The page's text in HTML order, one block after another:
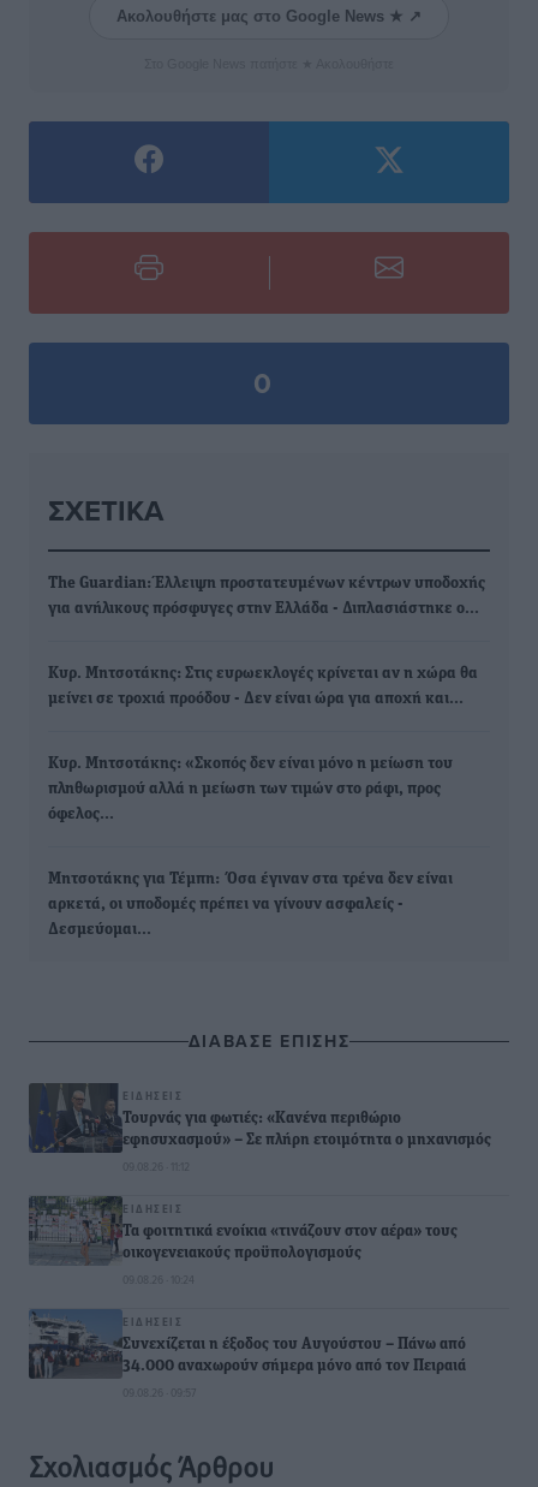
Ακολουθήστε μας στο Google News ★ ↗
0
ΣΧΕΤΙΚΆ
The Guardian: Έλλειψη προστατευμένων κέντρων υποδοχής
για ανήλικους πρόσφυγες στην Ελλάδα - Διπλασιάστηκε ο…
Κυρ. Μητσοτάκης: Στις ευρωεκλογές κρίνεται αν η χώρα θα
μείνει σε τροχιά προόδου - Δεν είναι ώρα για αποχή και…
Κυρ. Μητσοτάκης: «Σκοπός δεν είναι μόνο η μείωση του
πληθωρισμού αλλά η μείωση των τιμών στο ράφι, προς
όφελος…
Μητσοτάκης για Τέμπη: Όσα έγιναν στα τρένα δεν είναι
αρκετά, οι υποδομές πρέπει να γίνουν ασφαλείς -
Δεσμεύομαι…
ΔΙΑΒΑΣΕ ΕΠΙΣΗΣ
ΕΙΔΉΣΕΙΣ
Τουρνάς για φωτιές: «Κανένα περιθώριο
εφησυχασμού» – Σε πλήρη ετοιμότητα ο μηχανισμός
09.08.26 · 11:12
ΕΙΔΉΣΕΙΣ
Τα φοιτητικά ενοίκια «τινάζουν στον αέρα» τους
οικογενειακούς προϋπολογισμούς
09.08.26 · 10:24
ΕΙΔΉΣΕΙΣ
Συνεχίζεται η έξοδος του Αυγούστου – Πάνω από
34.000 αναχωρούν σήμερα μόνο από τον Πειραιά
09.08.26 · 09:57
Σχολιασμός Άρθρου